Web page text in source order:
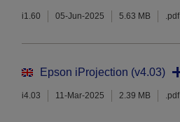
i1.60 05-Jun-2025 5.63 MB .pdf
Epson iProjection (v4.03)
i4.03 11-Mar-2025 2.39 MB .pdf